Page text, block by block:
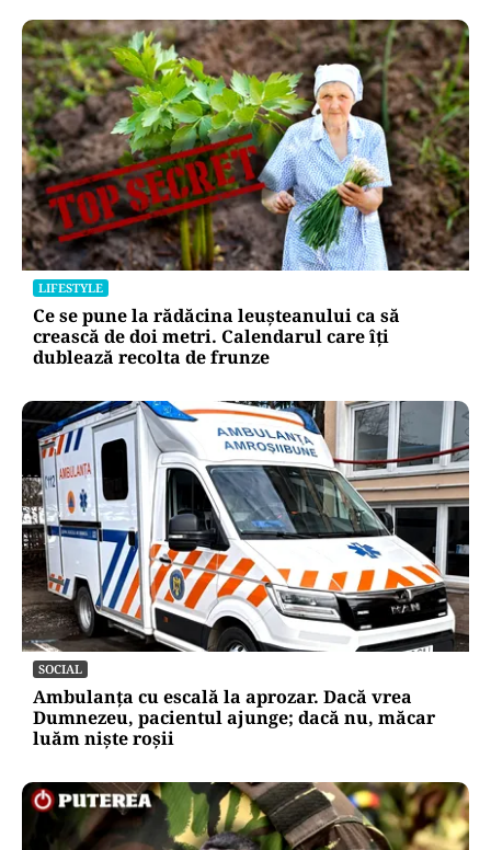
LIFESTYLE
Ce se pune la rădăcina leușteanului ca să
crească de doi metri. Calendarul care îți
dublează recolta de frunze
SOCIAL
Ambulanța cu escală la aprozar. Dacă vrea
Dumnezeu, pacientul ajunge; dacă nu, măcar
luăm niște roșii